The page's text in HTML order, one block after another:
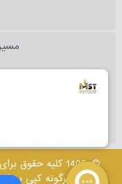
1405 کلیه
هرگونه کپی